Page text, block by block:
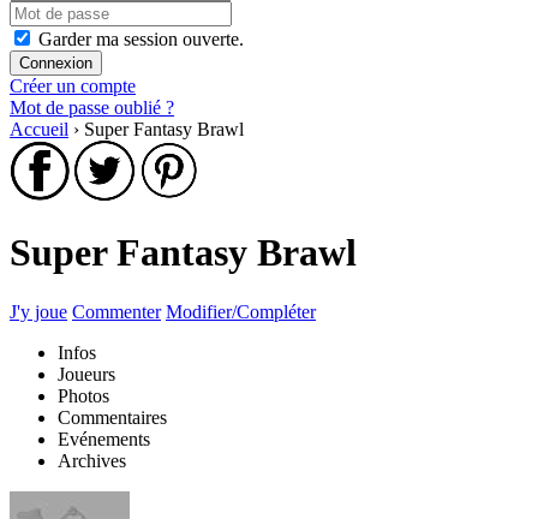
Garder ma session ouverte.
Créer un compte
Mot de passe oublié ?
Accueil › Super Fantasy Brawl
Super Fantasy Brawl
J'y joue Commenter Modifier/Compléter
Infos
Joueurs
Photos
Commentaires
Evénements
Archives